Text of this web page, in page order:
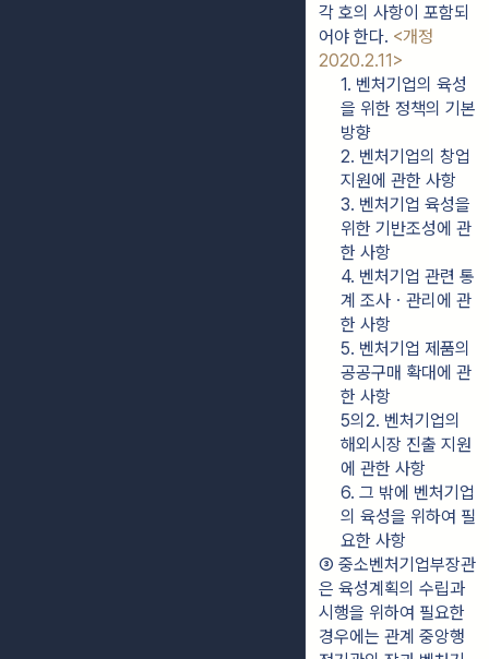
각 호의 사항이 포함되
어야 한다. <개정
2020.2.11>
1. 벤처기업의 육성
을 위한 정책의 기본
방향
2. 벤처기업의 창업
지원에 관한 사항
3. 벤처기업 육성을
위한 기반조성에 관
한 사항
4. 벤처기업 관련 통
계 조사ㆍ관리에 관
한 사항
5. 벤처기업 제품의
공공구매 확대에 관
한 사항
5의2. 벤처기업의
해외시장 진출 지원
에 관한 사항
6. 그 밖에 벤처기업
의 육성을 위하여 필
요한 사항
③ 중소벤처기업부장관
은 육성계획의 수립과
시행을 위하여 필요한
경우에는 관계 중앙행